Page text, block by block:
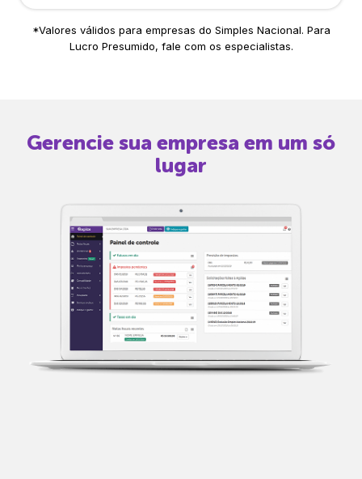
*Valores válidos para empresas do Simples Nacional. Para
Lucro Presumido, fale com os especialistas.
Gerencie sua empresa em um só
lugar